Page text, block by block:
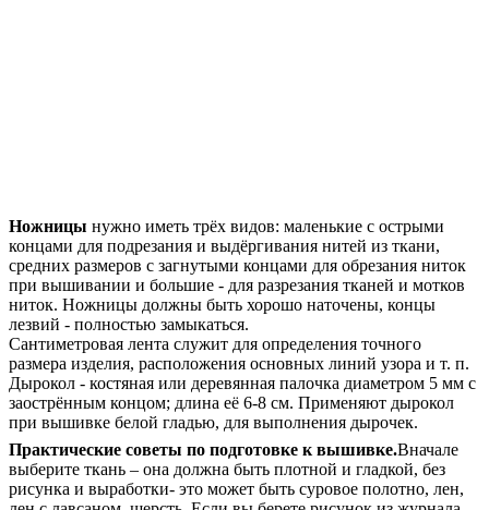
Ножницы нужно иметь трёх видов: маленькие с острыми
концами для подрезания и выдёргивания нитей из ткани,
средних размеров с загнутыми концами для обрезания ниток
при вышивании и большие - для разрезания тканей и мотков
ниток. Ножницы должны быть хорошо наточены, концы
лезвий - полностью замыкаться.
Сантиметровая лента служит для определения точного
размера изделия, расположения основных линий узора и т. п.
Дырокол - костяная или деревянная палочка диаметром 5 мм с
заострённым концом; длина её 6-8 см. Применяют дырокол
при вышивке белой гладью, для выполнения дырочек.
Практические советы по подготовке к вышивке.Вначале
выберите ткань – она должна быть плотной и гладкой, без
рисунка и выработки- это может быть суровое полотно, лен,